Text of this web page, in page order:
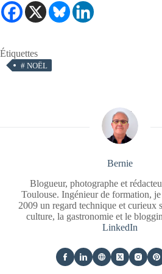
Étiquettes
# NOËL
Bernie
Blogueur, photographe et
Toulouse. Ingénieur de formation,
2009 un regard technique et curieux
culture, la gastronomie et le
LinkedIn